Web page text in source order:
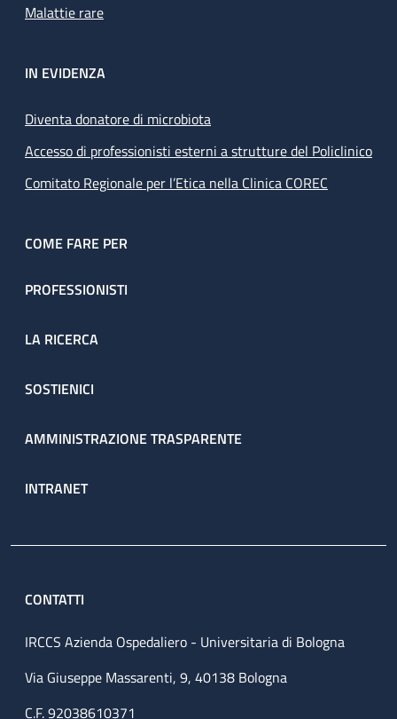
Malattie rare
IN EVIDENZA
Diventa donatore di microbiota
Accesso di professionisti esterni a strutture del Policlinico
Comitato Regionale per l’Etica nella Clinica COREC
COME FARE PER
PROFESSIONISTI
LA RICERCA
SOSTIENICI
AMMINISTRAZIONE TRASPARENTE
INTRANET
CONTATTI
IRCCS Azienda Ospedaliero - Universitaria di Bologna
Via Giuseppe Massarenti, 9, 40138 Bologna
C.F. 92038610371